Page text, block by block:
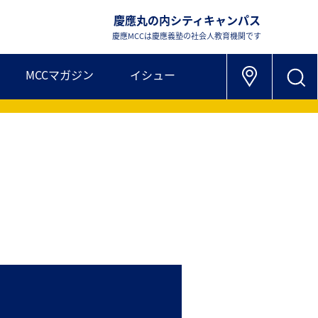
慶應丸の内シティキャンパス
慶應MCCは慶應義塾の社会人教育機関です
MCCマガジン イシュー